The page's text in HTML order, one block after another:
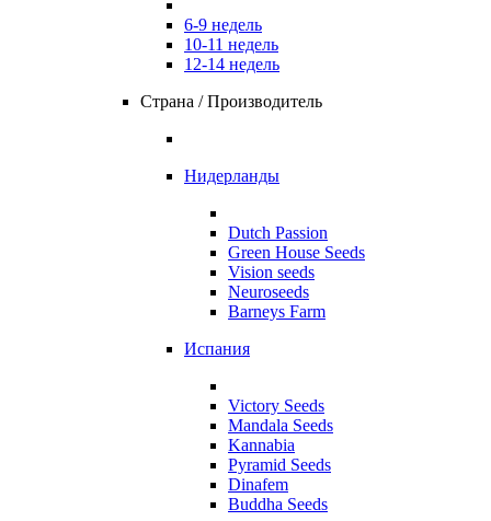
6-9 недель
10-11 недель
12-14 недель
Страна / Производитель
Нидерланды
Dutch Passion
Green House Seeds
Vision seeds
Neuroseeds
Barneys Farm
Испания
Victory Seeds
Mandala Seeds
Kannabia
Pyramid Seeds
Dinafem
Buddha Seeds